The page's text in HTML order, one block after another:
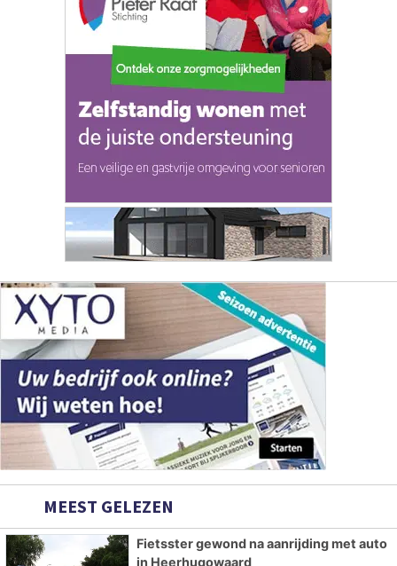
MEEST GELEZEN
Fietsster gewond na aanrijding met auto
in Heerhugowaard